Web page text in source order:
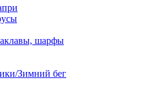
шарфы
Зимний бег